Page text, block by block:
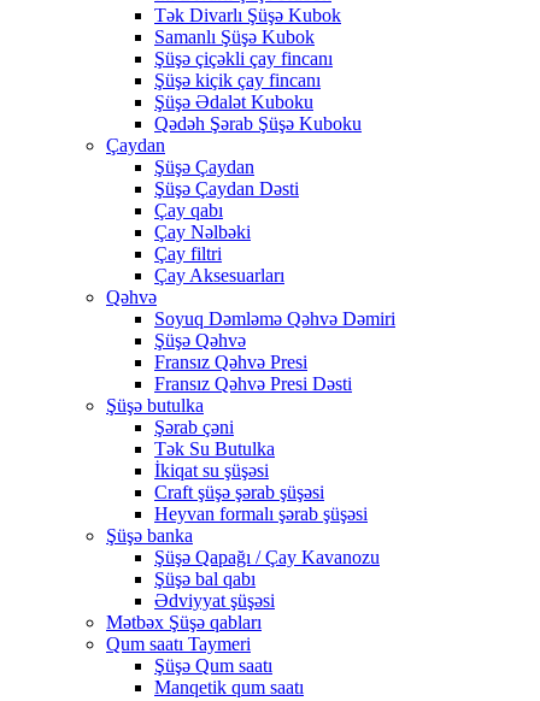
Tək Divarlı Şüşə Kubok
Samanlı Şüşə Kubok
Şüşə çiçəkli çay fincanı
Şüşə kiçik çay fincanı
Şüşə Ədalət Kuboku
Qədəh Şərab Şüşə Kuboku
Çaydan
Şüşə Çaydan
Şüşə Çaydan Dəsti
Çay qabı
Çay Nəlbəki
Çay filtri
Çay Aksesuarları
Qəhvə
Soyuq Dəmləmə Qəhvə Dəmiri
Şüşə Qəhvə
Fransız Qəhvə Presi
Fransız Qəhvə Presi Dəsti
Şüşə butulka
Şərab çəni
Tək Su Butulka
İkiqat su şüşəsi
Craft şüşə şərab şüşəsi
Heyvan formalı şərab şüşəsi
Şüşə banka
Şüşə Qapağı / Çay Kavanozu
Şüşə bal qabı
Ədviyyat şüşəsi
Mətbəx Şüşə qabları
Qum saatı Taymeri
Şüşə Qum saatı
Manqetik qum saatı